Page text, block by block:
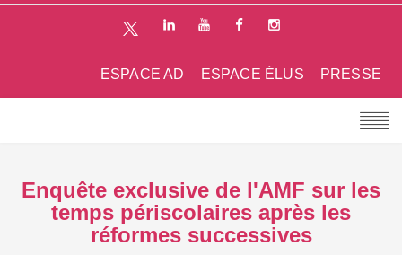
PRESSE
ESPACE ÉLUS
ESPACE AD
Enquête exclusive de l'AMF sur les
temps périscolaires après les
réformes successives